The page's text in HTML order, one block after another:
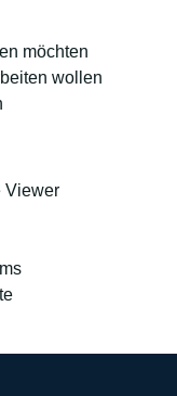
möchten
wollen
Viewer